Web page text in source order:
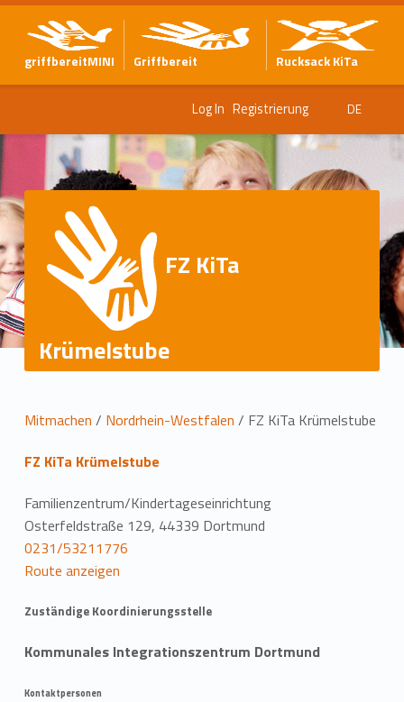
griffbereitMINI Griffbereit Rucksack KiTa
Log In Registrierung DE
FZ KiTa
Krümelstube
L
o
c
a
t
i
o
n
Mitmachen / Nordrhein-Westfalen / FZ KiTa Krümelstube
FZ KiTa Krümelstube
Familienzentrum/Kindertageseinrichtung
Osterfeldstraße 129, 44339 Dortmund
0231/53211776
Route anzeigen
Zuständige Koordinierungsstelle
Kommunales Integrationszentrum Dortmund
Kontaktpersonen